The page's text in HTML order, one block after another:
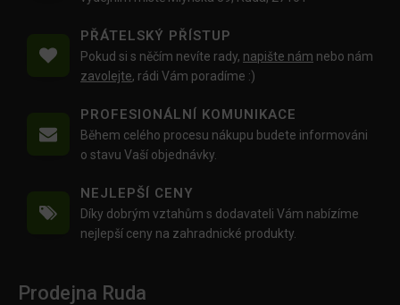
PŘÁTELSKÝ PŘÍSTUP
Pokud si s něčím nevíte rady, napište nám nebo nám
zavolejte, rádi Vám poradíme :)
PROFESIONÁLNÍ KOMUNIKACE
Během celého procesu nákupu budete informováni
o stavu Vaší objednávky.
NEJLEPŠÍ CENY
Díky dobrým vztahům s dodavateli Vám nabízíme
nejlepší ceny na zahradnické produkty.
Prodejna Ruda